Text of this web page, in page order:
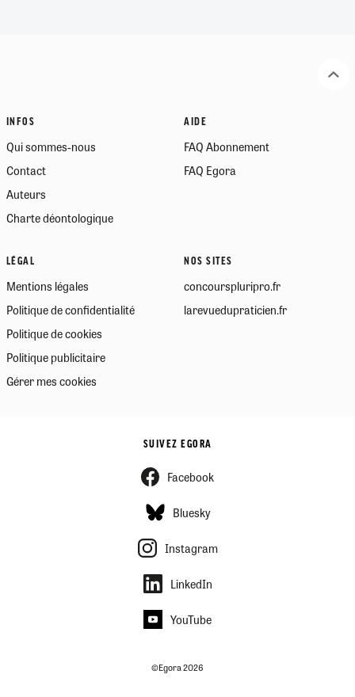
INFOS
Qui sommes-nous
Contact
Auteurs
Charte déontologique
AIDE
FAQ Abonnement
FAQ Egora
LÉGAL
Mentions légales
Politique de confidentialité
Politique de cookies
Politique publicitaire
Gérer mes cookies
NOS SITES
concourspluripro.fr
larevuedupraticien.fr
SUIVEZ EGORA
Facebook
Bluesky
Instagram
LinkedIn
YouTube
©Egora 2026